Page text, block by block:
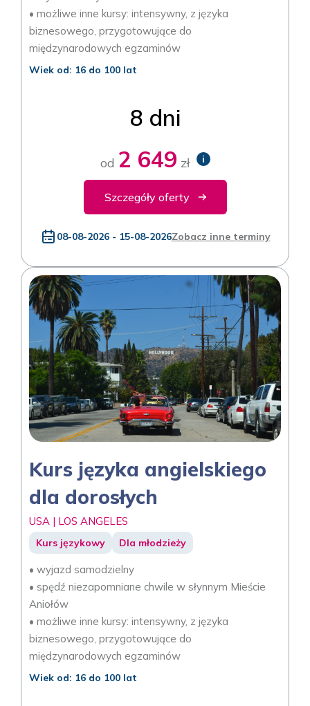
• możliwe inne kursy: intensywny, z języka
biznesowego, przygotowujące do
międzynarodowych egzaminów
Wiek od: 16 do 100 lat
8 dni
od 2 649 zł i
Szczegóły oferty
08-08-2026 - 15-08-2026Zobacz inne terminy
Kurs języka angielskiego
dla dorosłych
USA | LOS ANGELES
Kurs językowy Dla młodzieży
• wyjazd samodzielny
• spędź niezapomniane chwile w słynnym Mieście
Aniołów
• możliwe inne kursy: intensywny, z języka
biznesowego, przygotowujące do
międzynarodowych egzaminów
Wiek od: 16 do 100 lat